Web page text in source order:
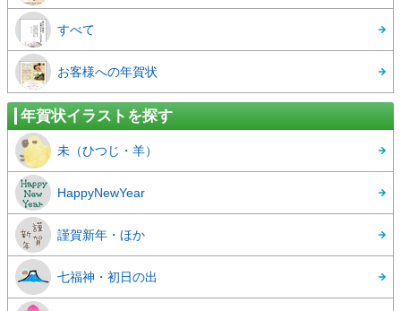
すべて
お客様への年賀状
年賀状イラストを探す
未（ひつじ・羊）
HappyNewYear
謹賀新年・ほか
七福神・初日の出